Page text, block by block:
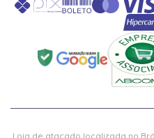
Loja de atacado localizada no